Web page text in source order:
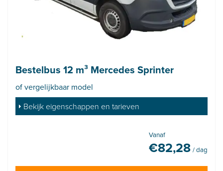
Bestelbus 12 m³ Mercedes Sprinter
of vergelijkbaar model
Bekijk eigenschappen en tarieven
Vanaf
€82,28 / dag